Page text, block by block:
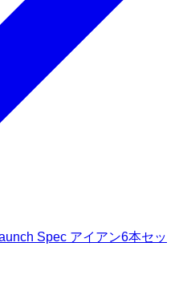
Spec アイアン6本セッ